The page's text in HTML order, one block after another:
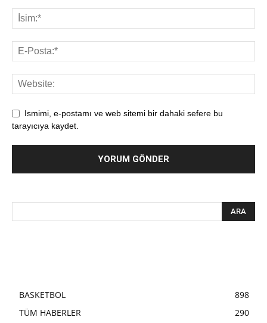
Ismimi, e-postamı ve web sitemi bir dahaki sefere bu
tarayıcıya kaydet.
BASKETBOL
898
TÜM HABERLER
290